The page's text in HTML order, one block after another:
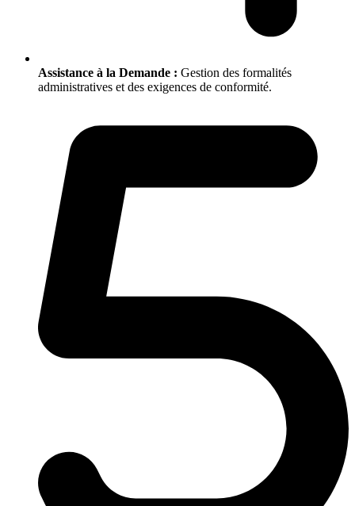
Assistance à la Demande : Gestion des formalités
administratives et des exigences de conformité.